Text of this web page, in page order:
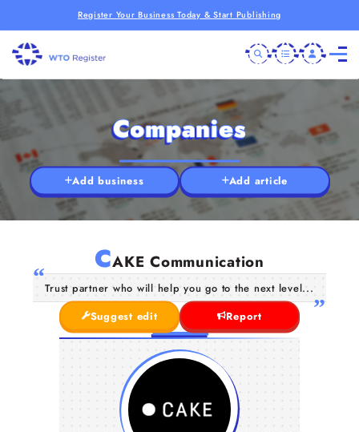
Register Your Business Today & Start Publishing
Companies
Add business Add article
CAKE Communication
Trust partner who will help you go to the next level...
Suggest edit
Report